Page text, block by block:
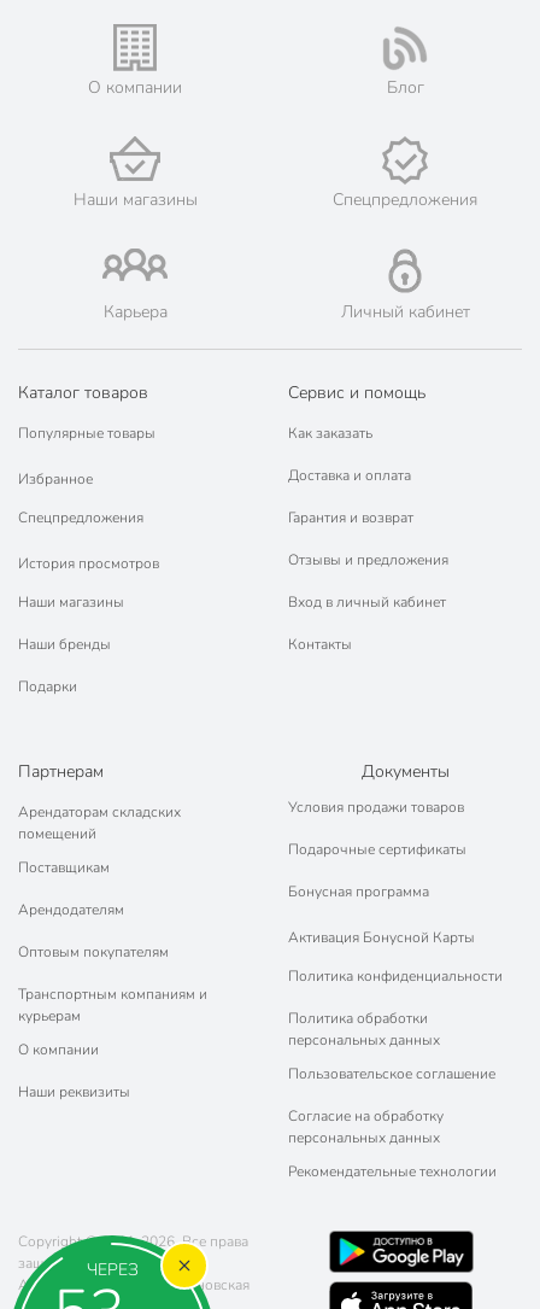
ЧЕРЕЗ
Жители Московской области могут сделать заказ и оплатить
его онлайн на официальном сайте сети магазинов Порядок.
💳 Оплата: онлайн на сайте интернет-гипермаркета или
🛍 Скидки, акции, распродажи каждый день!
📜 Только оригинальная продукция. Интернет-гипермаркет
Порядок - официальный представитель ведущих мировых
марок.
О компании Блог
Наши магазины Спецпредложения
Карьера Личный кабинет
Каталог товаров
Популярные товары
Избранное
Спецпредложения
История просмотров
Наши магазины
Наши бренды
Подарки
Сервис и помощь
Как заказать
Доставка и оплата
Гарантия и возврат
Отзывы и предложения
Вход в личный кабинет
Контакты
Партнерам
Арендаторам складских
помещений
Поставщикам
Арендодателям
Оптовым покупателям
Транспортным компаниям и
курьерам
О компании
Наши реквизиты
Документы
Условия продажи товаров
Подарочные сертификаты
Бонусная программа
Активация Бонусной Карты
Политика конфиденциальности
Политика обработки
персональных данных
Пользовательское соглашение
Согласие на обработку
персональных данных
Рекомендательные технологии
Copyright © 2011-2026. Все права
защищены.
Адрес: г. Москва, ул. Чертановская